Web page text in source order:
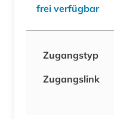
frei verfügbar
Zugangstyp
Zugangslink